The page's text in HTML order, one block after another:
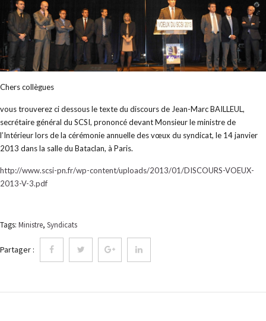
Chers collègues
vous trouverez ci dessous le texte du discours de Jean-Marc BAILLEUL,
secrétaire général du SCSI, prononcé devant Monsieur le ministre de
l’Intérieur lors de la cérémonie annuelle des vœux du syndicat, le 14 janvier
2013 dans la salle du Bataclan, à Paris.
http://www.scsi-pn.fr/wp-content/uploads/2013/01/DISCOURS-VOEUX-
2013-V-3.pdf
Tags: Ministre, Syndicats
Partager :